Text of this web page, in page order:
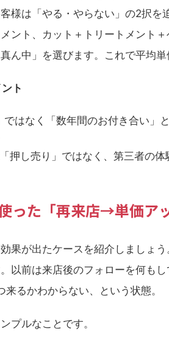
様は「やる・やらない」の2択を
ント、カット＋トリートメント
ん中」を選びます。これで平均単
ト
ではなく「数年間のお付き合い」
押し売り」ではなく、第三者の
った「再来店→単価ア
果が出たケースを紹介しましょ
以前は来店後のフォローを何も
るかわからない、という状態。
プルなことです。